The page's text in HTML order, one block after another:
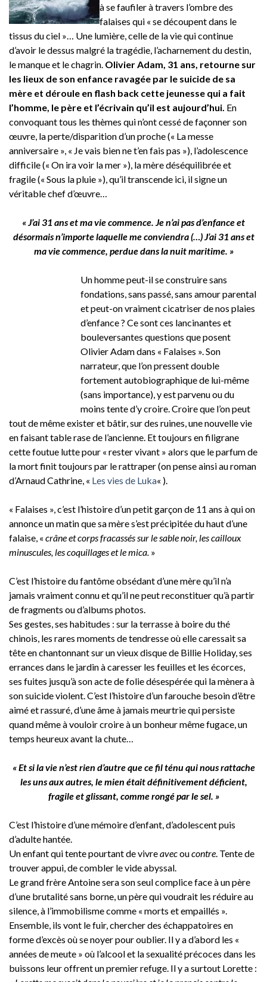
à se faufiler à travers l’ombre des
falaises qui « se découpent dans le
tissus du ciel »… Une lumière, celle de la vie qui continue
d’avoir le dessus malgré la tragédie, l’acharnement du destin,
le manque et le chagrin. Olivier Adam, 31 ans, retourne sur
les lieux de son enfance ravagée par le suicide de sa
mère et déroule en flash back cette jeunesse qui a fait
l’homme, le père et l’écrivain qu’il est aujourd’hui. En
convoquant tous les thèmes qui n’ont cessé de façonner son
œuvre, la perte/disparition d’un proche (« La messe
anniversaire », « Je vais bien ne t’en fais pas »), l’adolescence
difficile (« On ira voir la mer »), la mère déséquilibrée et
fragile (« Sous la pluie »), qu’il transcende ici, il signe un
véritable chef d’œuvre…
« J’ai 31 ans et ma vie commence. Je n’ai pas d’enfance et
désormais n’importe laquelle me conviendra (…) J’ai 31 ans et
ma vie commence, perdue dans la nuit maritime. »
Un homme peut-il se construire sans
fondations, sans passé, sans amour parental
et peut-on vraiment cicatriser de nos plaies
d’enfance ? Ce sont ces lancinantes et
bouleversantes questions que posent
Olivier Adam dans « Falaises ». Son
narrateur, que l’on pressent double
fortement autobiographique de lui-même
(sans importance), y est parvenu ou du
moins tente d’y croire. Croire que l’on peut
tout de même exister et bâtir, sur des ruines, une nouvelle vie
en faisant table rase de l’ancienne. Et toujours en filigrane
cette foutue lutte pour « rester vivant » alors que le parfum de
la mort finit toujours par le rattraper (on pense ainsi au roman
d’Arnaud Cathrine, « Les vies de Luka« ).
« Falaises », c’est l’histoire d’un petit garçon de 11 ans à qui on
annonce un matin que sa mère s’est précipitée du haut d’une
falaise, « crâne et corps fracassés sur le sable noir, les cailloux
minuscules, les coquillages et le mica. »
C’est l’histoire du fantôme obsédant d’une mère qu’il n’a
jamais vraiment connu et qu’il ne peut reconstituer qu’à partir
de fragments ou d’albums photos.
Ses gestes, ses habitudes : sur la terrasse à boire du thé
chinois, les rares moments de tendresse où elle caressait sa
tête en chantonnant sur un vieux disque de Billie Holiday, ses
errances dans le jardin à caresser les feuilles et les écorces,
ses fuites jusqu’à son acte de folie désespérée qui la mènera à
son suicide violent. C’est l’histoire d’un farouche besoin d’être
aimé et rassuré, d’une âme à jamais meurtrie qui persiste
quand même à vouloir croire à un bonheur même fugace, un
temps heureux avant la chute…
« Et si la vie n’est rien d’autre que ce fil ténu qui nous rattache
les uns aux autres, le mien était définitivement déficient,
fragile et glissant, comme rongé par le sel. »
C’est l’histoire d’une mémoire d’enfant, d’adolescent puis
d’adulte hantée.
Un enfant qui tente pourtant de vivreavecoucontre . Tente de
trouver appui, de combler le vide abyssal.
Le grand frère Antoine sera son seul complice face à un père
d’une brutalité sans borne, un père qui voudrait les réduire au
silence, à l’immobilisme comme « morts et empaillés ».
Ensemble, ils vont le fuir, chercher des échappatoires en
forme d’excès où se noyer pour oublier. Il y a d’abord les «
années de meute » où l’alcool et la sexualité précoces dans les
buissons leur offrent un premier refuge. Il y a surtout Lorette :